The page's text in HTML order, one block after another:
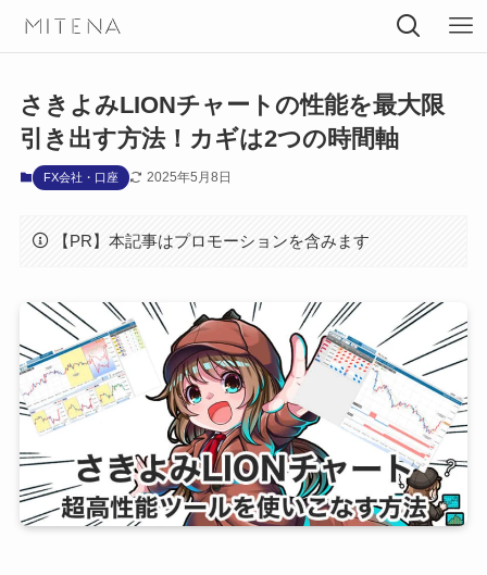
さきよみLIONチャートの性能を最大限
引き出す方法！カギは2つの時間軸
FX会社・口座 2025年5月8日
【PR】本記事はプロモーションを含みます